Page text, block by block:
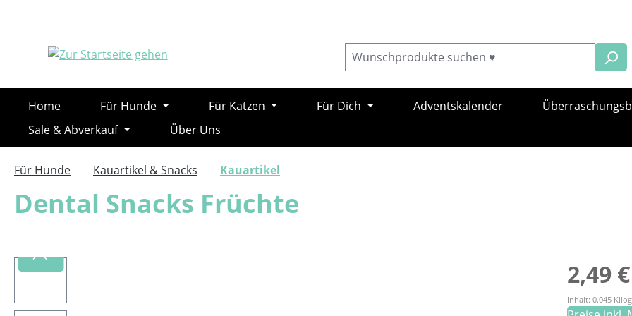
Home Für Hunde Für Katzen Für Dich Adventskalender
Sale & Abverkauf
Über Uns
Für Hunde Kauartikel & Snacks Kauartikel
Dental Snacks Früchte
Bildergalerie überspringen Regulärer
2,49 €
Inhalt: 0.045